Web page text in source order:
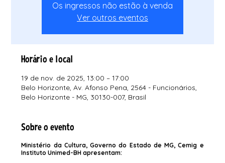
Os ingressos não estão à venda
Ver outros eventos
Horário e local
19 de nov. de 2025, 13:00 – 17:00
Belo Horizonte, Av. Afonso Pena, 2564 - Funcionários,
Belo Horizonte - MG, 30130-007, Brasil
Sobre o evento
Ministério da Cultura, Governo do Estado de MG, Cemig e
Instituto Unimed-BH apresentam: